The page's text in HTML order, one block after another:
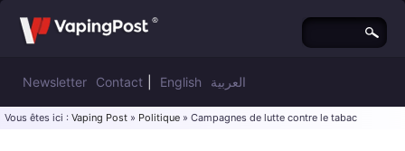
Newsletter Contact English العربية
Vous êtes ici : Vaping Post » Politique » Campagnes de lutte contre le tabac